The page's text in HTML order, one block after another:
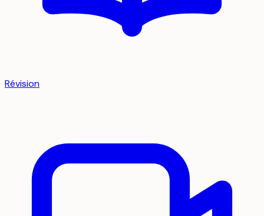
Révision